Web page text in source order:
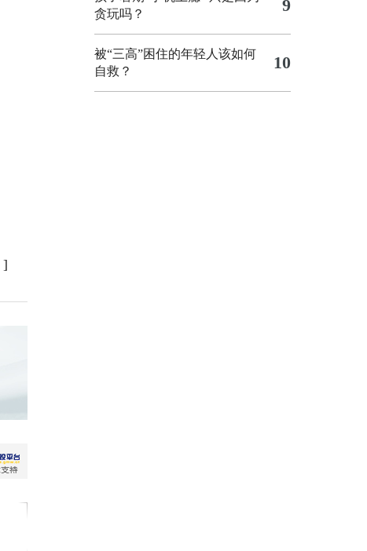
]
贪玩吗？
9
被“三高”困住的年轻人该如何
自救？
10